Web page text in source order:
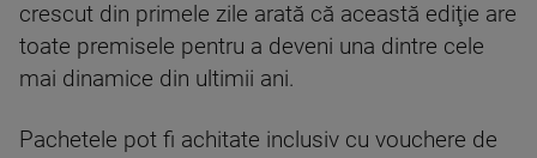
crescut din primele zile arată că această ediţie are
toate premisele pentru a deveni una dintre cele
mai dinamice din ultimii ani.
Pachetele pot fi achitate inclusiv cu vouchere de